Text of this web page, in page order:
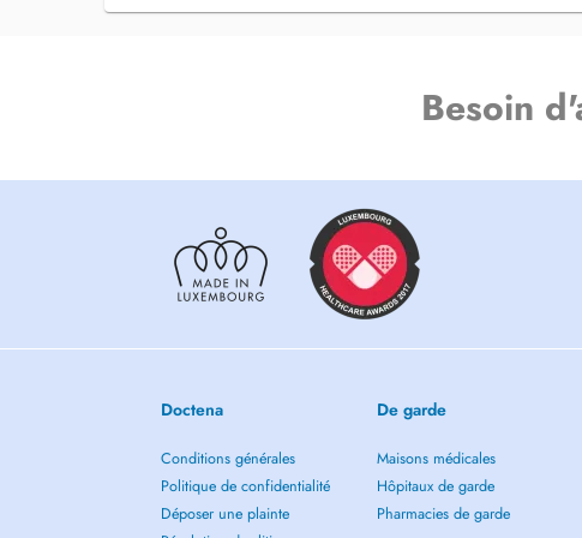
Besoin
Doctena
Conditions générales
Politique de confidentialité
Déposer une plainte
De garde
Maisons médicales
Hôpitaux de garde
Pharmacies de garde